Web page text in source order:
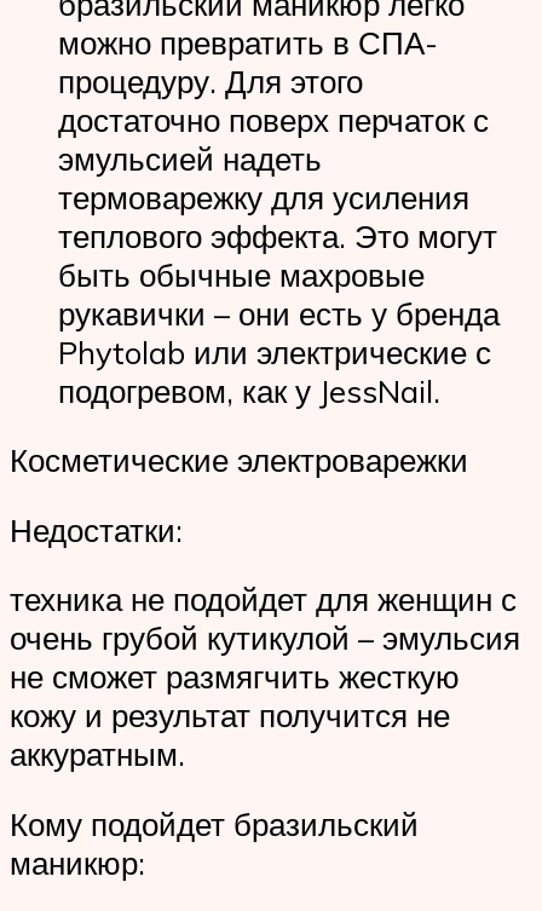
можно превратить в СПА-
процедуру. Для этого
достаточно поверх перчаток с
эмульсией надеть
термоварежку для усиления
теплового эффекта. Это могут
быть обычные махровые
рукавички – они есть у бренда
Phytolab или электрические с
подогревом, как у JessNail.
Косметические электроварежки
Недостатки:
техника не подойдет для женщин с
очень грубой кутикулой – эмульсия
не сможет размягчить жесткую
кожу и результат получится не
аккуратным.
Кому подойдет бразильский
маникюр: